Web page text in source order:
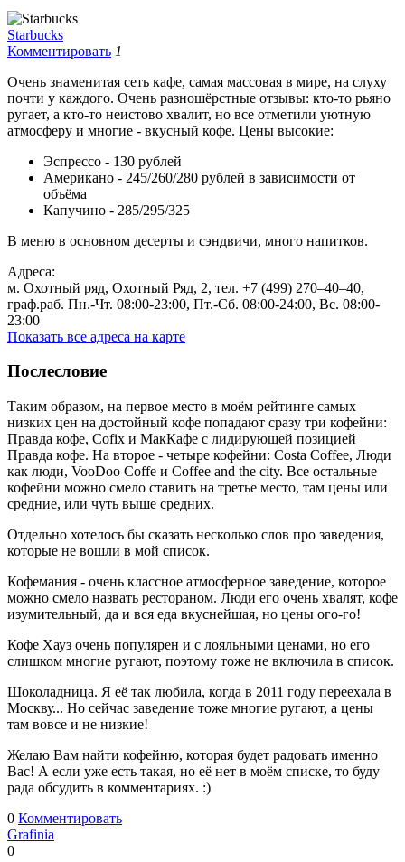
Starbucks
Комментировать 1
Очень знаменитая сеть кафе, самая массовая в мире, на слуху
почти у каждого. Очень разношёрстные отзывы: кто-то рьяно
ругает, а кто-то неистово хвалит, но все отметили уютную
атмосферу и многие - вкусный кофе. Цены высокие:
Эспрессо - 130 рублей
Американо - 245/260/280 рублей в зависимости от
объёма
Капучино - 285/295/325
В меню в основном десерты и сэндвичи, много напитков.
Адреса:
м. Охотный ряд, Охотный Ряд, 2, тел. +7 (499) 270‒40‒40,
граф.раб. Пн.-Чт. 08:00-23:00, Пт.-Сб. 08:00-24:00, Вс. 08:00-
23:00
Показать все адреса на карте
Послесловие
Таким образом, на первое место в моём рейтинге самых
низких цен на достойный кофе попадают сразу три кофейни:
Правда кофе, Cofix и МакКафе с лидирующей позицией
Правда кофе. На второе - четыре кофейни: Costa Coffee, Люди
как люди, VooDoo Coffe и Coffee and the city. Все остальные
кофейни можно смело ставить на третье место, там цены или
средние, или чуть выше средних.
Отдельно хотелось бы сказать несколько слов про заведения,
которые не вошли в мой список.
Кофемания - очень классное атмосферное заведение, которое
можно смело назвать рестораном. Люди его очень хвалят, кофе
изумительный, да и вся еда вкуснейшая, но цены ого-го!
Кофе Хауз очень популярен и с лояльными ценами, но его
слишком многие ругают, поэтому тоже не включила в список.
Шоколадница. Я её так любила, когда в 2011 году переехала в
Москву... Но сейчас заведение тоже многие ругают, а цены
там вовсе и не низкие!
Желаю Вам найти кофейню, которая будет радовать именно
Вас! А если уже есть такая, но её нет в моём списке, то буду
рада обсудить в комментариях. :)
0 Комментировать
Grafinia
0